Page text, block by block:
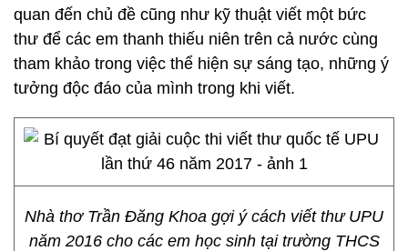
quan đến chủ đề cũng như kỹ thuật viết một bức
thư để các em thanh thiếu niên trên cả nước cùng
tham khảo trong việc thể hiện sự sáng tạo, những ý
tưởng độc đáo của mình trong khi viết.
Nhà thơ Trần Đăng Khoa gợi ý cách viết thư UPU
năm 2016 cho các em học sinh tại trường THCS